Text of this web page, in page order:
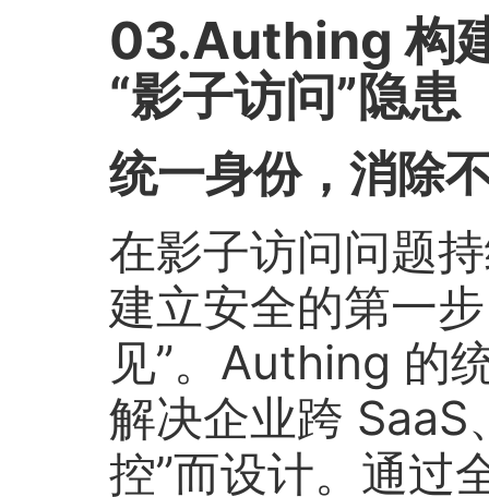
03.Authing 构
“影子访问”隐患
统一身份，消除
在影子访问问题
建立安全的第一
见”。Authing 的
解决企业跨 SaaS
控”而设计。通过